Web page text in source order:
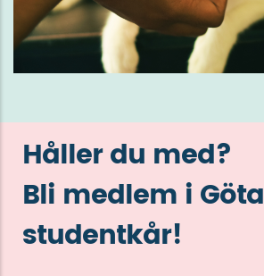
Håller du med?
Bli medlem i Göta
studentkår!